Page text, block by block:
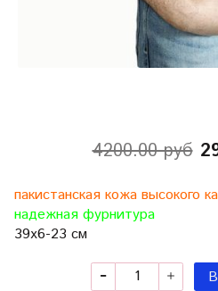
4200.00 руб
пакистанская кожа высокого
надежная фурнитура
39х6-23 см